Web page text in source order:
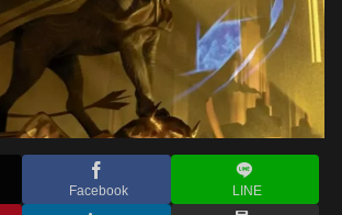
Facebook LINE